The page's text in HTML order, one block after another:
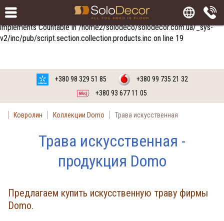
Warning
: count(): Parameter must be an array or an object that
implements Countable in/home2/solodeco/solodecor.com.ua/_sys-
v2/inc/pub/script.section.collection.products.inc on line 19
Заказать
Русский язык Украинский язык
+380 98 329 51 85
+380 99 735 21 32
+380 93 677 11 05
Ковролин Коллекции Domo Трава искусственная
Трава искусственная -
продукция Domo
Предлагаем купить искусственную траву фирмы
Domo.